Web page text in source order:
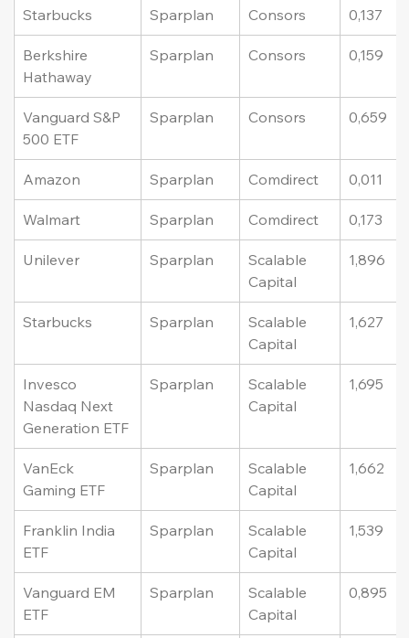
Starbucks Sparplan Consors 0,137
Berkshire
Hathaway
Sparplan Consors 0,159
Vanguard S&P
500 ETF
Sparplan Consors 0,659
Amazon Sparplan Comdirect 0,011
Walmart Sparplan Comdirect 0,173
Unilever Sparplan
Scalable
Capital
1,896
Starbucks Sparplan
Scalable
Capital
1,627
Invesco
Nasdaq Next
Generation ETF
Sparplan
Scalable
Capital
1,695
VanEck
Gaming ETF
Sparplan
Scalable
Capital
1,662
Franklin India
ETF
Sparplan
Scalable
Capital
1,539
Vanguard EM
ETF
Sparplan
Scalable
Capital
0,895